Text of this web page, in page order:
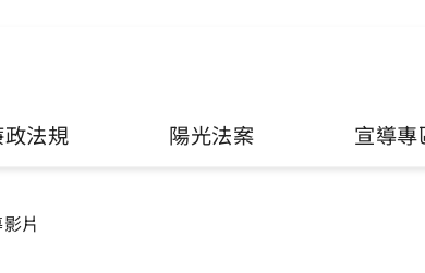
政法規 陽光法案 宣導專
片